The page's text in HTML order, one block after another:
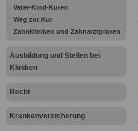
Vater-Kind-Kuren
Weg zur Kur
Zahnkliniken und Zahnarztpraxen
Ausbildung und Stellen bei
Kliniken
Recht
Krankenversicherung